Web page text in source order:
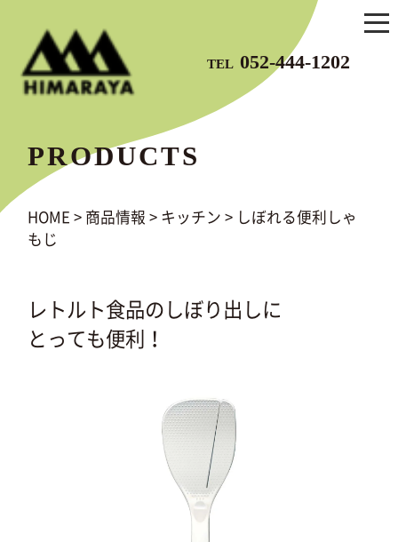
TEL 052-444-1202
PRODUCTS
HOME > 商品情報 > キッチン > しぼれる便利しゃ
もじ
レトルト食品のしぼり出しに
とっても便利！